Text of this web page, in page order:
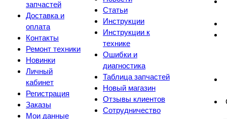
запчастей
Доставка и
оплата
Контакты
Ремонт техники
Новинки
Личный
кабинет
Регистрация
Заказы
Мои данные
Статьи
Инструкции
Инструкции к
технике
Ошибки и
диагностика
Таблица запчастей
Новый магазин
Отзывы клиентов
Сотрудничество